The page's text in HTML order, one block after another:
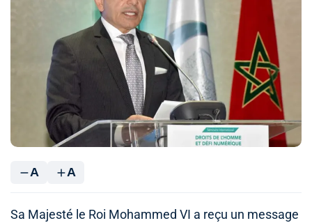
A A
Sa Majesté le Roi Mohammed VI a reçu un message